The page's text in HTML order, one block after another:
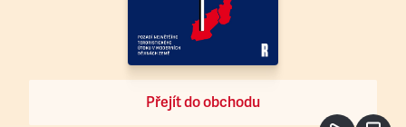
Přejít do obchodu